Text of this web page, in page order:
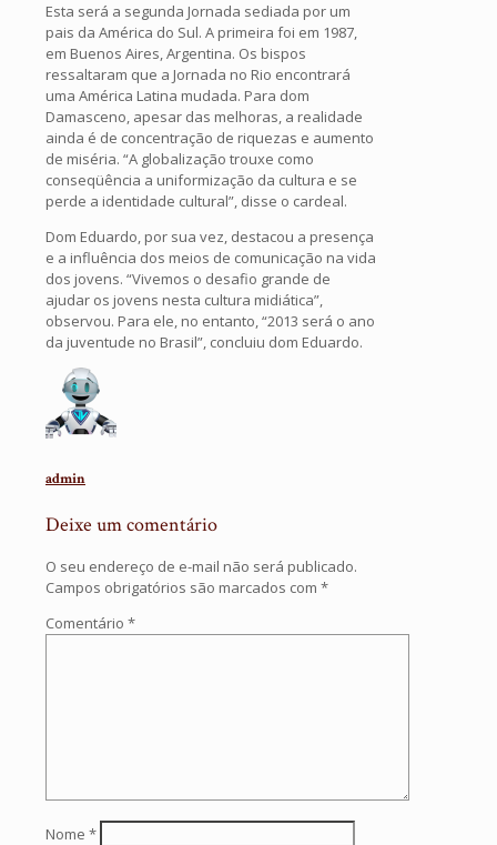
Esta será a segunda Jornada sediada por um
pais da América do Sul. A primeira foi em 1987,
em Buenos Aires, Argentina. Os bispos
ressaltaram que a Jornada no Rio encontrará
uma América Latina mudada. Para dom
Damasceno, apesar das melhoras, a realidade
ainda é de concentração de riquezas e aumento
de miséria. “A globalização trouxe como
conseqüência a uniformização da cultura e se
perde a identidade cultural”, disse o cardeal.
Dom Eduardo, por sua vez, destacou a presença
e a influência dos meios de comunicação na vida
dos jovens. “Vivemos o desafio grande de
ajudar os jovens nesta cultura midiática”,
observou. Para ele, no entanto, “2013 será o ano
da juventude no Brasil”, concluiu dom Eduardo.
admin
Deixe um comentário
O seu endereço de e-mail não será publicado.
Campos obrigatórios são marcados com *
Comentário *
Nome *